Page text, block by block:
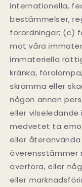
internationella,
bestämmelser,
förordningar; (c)
mot våra
immateriella
kränka,
skrämma eller
någon annan
eller
medvetet ta
eller
överensstämmer
överföra, eller
eller